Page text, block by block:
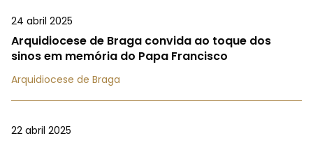
24 abril 2025
Arquidiocese de Braga convida ao toque dos
sinos em memória do Papa Francisco
Arquidiocese de Braga
22 abril 2025